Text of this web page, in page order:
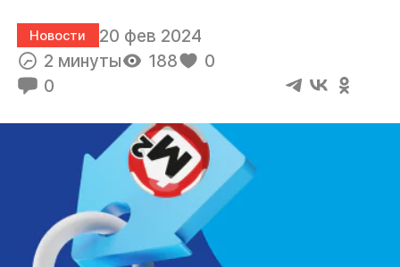
Новости
20 фев 2024
2 минуты
188
0
0